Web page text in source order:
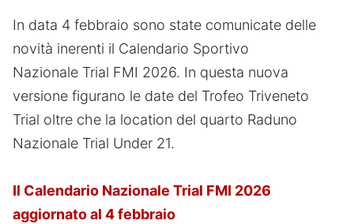
In data 4 febbraio sono state comunicate delle
novità inerenti il Calendario Sportivo
Nazionale Trial FMI 2026. In questa nuova
versione figurano le date del Trofeo Triveneto
Trial oltre che la location del quarto Raduno
Nazionale Trial Under 21.
Il Calendario Nazionale Trial FMI 2026
aggiornato al 4 febbraio